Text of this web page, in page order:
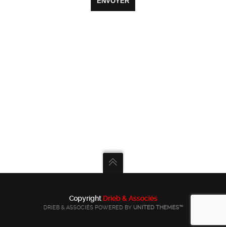
Copyright Drieb & Associés
DRIEB & ASSOCIÉS POWERED BY UNITED THEMES™